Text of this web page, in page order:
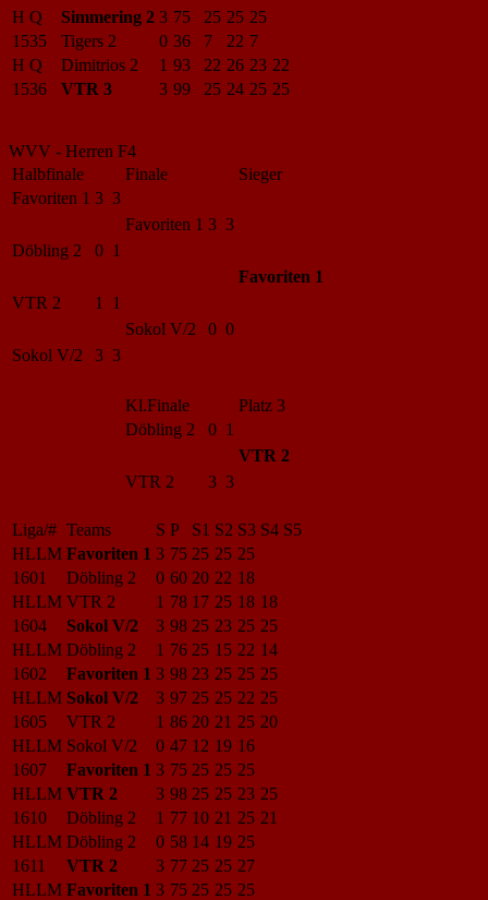
H Q
Simmering 2 3 75 25 25 25
1535
Tigers 2 0 36 7 22 7
H Q
Dimitrios 2 1 93 22 26 23 22
1536
VTR 3 3 99 25 24 25 25
WVV - Herren F4
Halbfinale
Finale
Sieger
Favoriten 1 3 3
Favoriten 1 3 3
Döbling 2
0 1
Favoriten 1
VTR 2
1 1
Sokol V/2
0 0
Sokol V/2
3 3
Kl.Finale
Platz 3
Döbling 2
0 1
VTR 2
VTR 2
3 3
Liga/# Teams S P S1 S2 S3 S4 S5
HLLM Favoriten 1 3 75 25 25 25
1601
Döbling 2 0 60 20 22 18
HLLM VTR 2 1 78 17 25 18 18
1604
Sokol V/2 3 98 25 23 25 25
HLLM Döbling 2 1 76 25 15 22 14
1602
Favoriten 1 3 98 23 25 25 25
HLLM Sokol V/2 3 97 25 25 22 25
1605
VTR 2 1 86 20 21 25 20
HLLM Sokol V/2 0 47 12 19 16
1607
Favoriten 1 3 75 25 25 25
HLLM VTR 2 3 98 25 25 23 25
1610
Döbling 2 1 77 10 21 25 21
HLLM Döbling 2 0 58 14 19 25
1611
VTR 2 3 77 25 25 27
HLLM Favoriten 1 3 75 25 25 25